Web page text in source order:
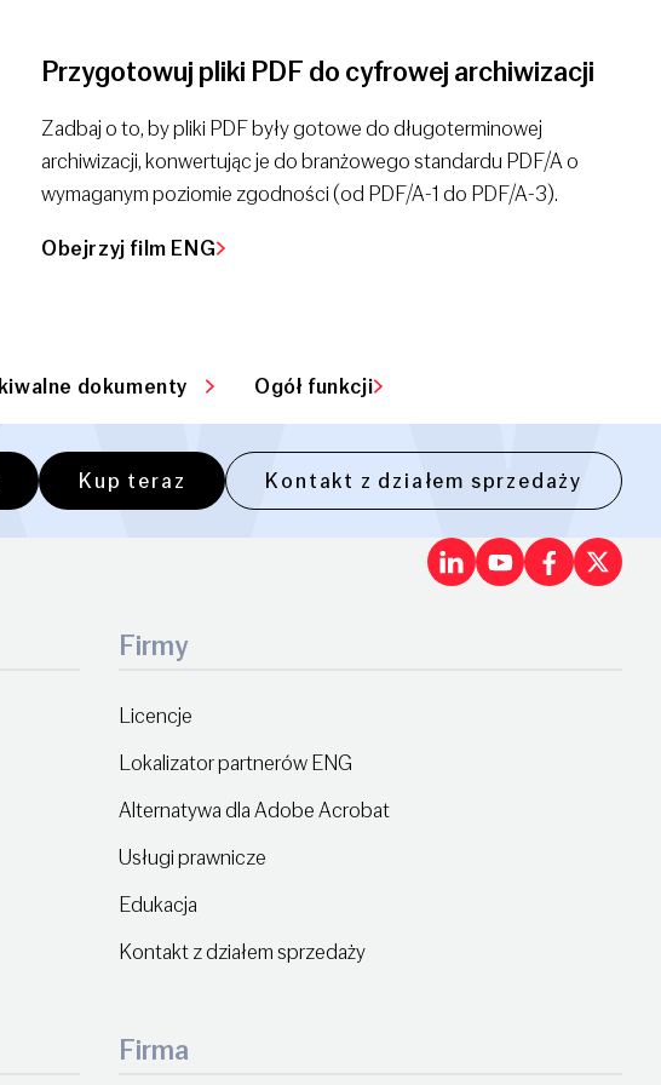
Przygotowuj pliki PDF do cyfrowej archiwizacji
Zadbaj o to, by pliki PDF były gotowe do długoterminowej
archiwizacji, konwertując je do branżowego standardu PDF/A o
wymaganym poziomie zgodności (od PDF/A-1 do PDF/A-3).
Obejrzyj film ENG
dokumenty
Ogół funkcji
Kup teraz Kontakt z działem sprzedaży
LinkedInX
Firmy
Licencje
Lokalizator partnerów ENG
Alternatywa dla Adobe Acrobat
Usługi prawnicze
Edukacja
Kontakt z działem sprzedaży
Firma